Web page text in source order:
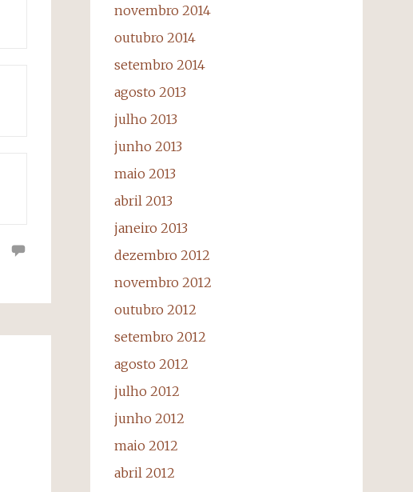
novembro 2014
outubro 2014
setembro 2014
agosto 2013
julho 2013
junho 2013
maio 2013
abril 2013
janeiro 2013
dezembro 2012
novembro 2012
outubro 2012
setembro 2012
agosto 2012
julho 2012
junho 2012
maio 2012
abril 2012